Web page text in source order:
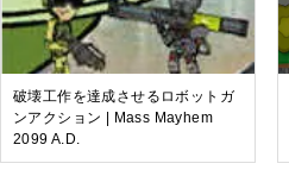
破壊工作を達成させるロボットガ
ンアクション | Mass Mayhem
2099 A.D.